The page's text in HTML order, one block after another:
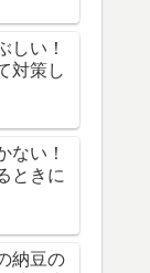
しい！
対策し
ない！
ときに
納豆の